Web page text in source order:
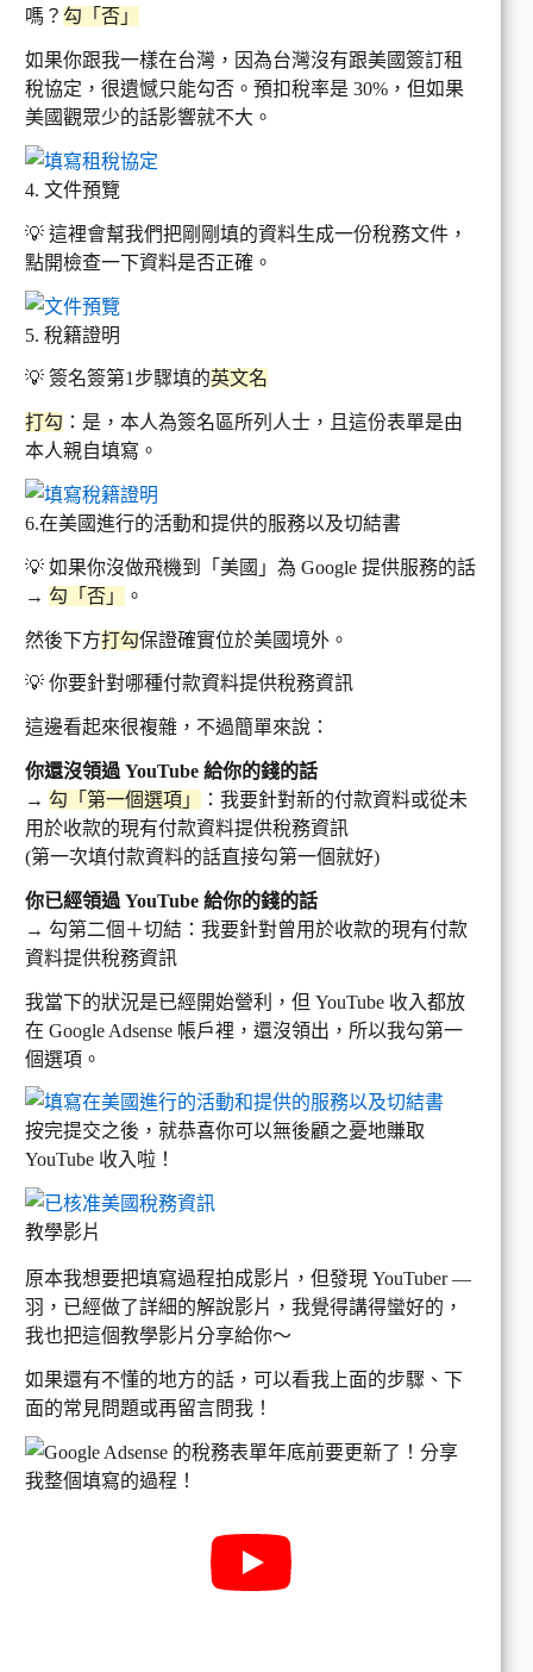
嗎？ 勾「否」
如果你跟我一樣在台灣，因為台灣沒有跟美國簽訂租
稅協定，很遺憾只能勾否。預扣稅率是 30%，但如果
美國觀眾少的話影響就不大。
4. 文件預覽
💡 這裡會幫我們把剛剛填的資料生成一份稅務文件，
點開檢查一下資料是否正確。
5. 稅籍證明
💡 簽名簽第1步驟填的英文名
打勾 ：是，本人為簽名區所列人士，且這份表單是由
本人親自填寫。
6.在美國進行的活動和提供的服務以及切結書
💡 如果你沒做飛機到「美國」為 Google 提供服務的話
→ 勾「否」 。
然後下方打勾保證確實位於美國境外。
💡 你要針對哪種付款資料提供稅務資訊
這邊看起來很複雜，不過簡單來說：
你還沒領過 YouTube 給你的錢的話
→ 勾「第一個選項」
：我要針對新的付款資料或從未
用於收款的現有付款資料提供稅務資訊
(第一次填付款資料的話直接勾第一個就好)
你已經領過 YouTube 給你的錢的話
→ 勾第二個＋切結：我要針對曾用於收款的現有付款
資料提供稅務資訊
我當下的狀況是已經開始營利，但 YouTube 收入都放
在 Google Adsense 帳戶裡，還沒領出，所以我勾第一
個選項。
按完提交之後，就恭喜你可以無後顧之憂地賺取
YouTube 收入啦！
教學影片
原本我想要把填寫過程拍成影片，但發現 YouTuber —
羽，已經做了詳細的解說影片，我覺得講得蠻好的，
我也把這個教學影片分享給你～
如果還有不懂的地方的話，可以看我上面的步驟、下
面的常見問題或再留言問我！